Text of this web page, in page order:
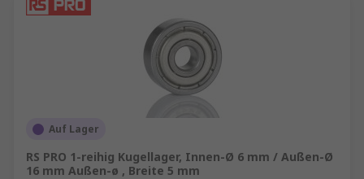
Auf Lager
RS PRO 1-reihig Kugellager, Innen-Ø 6 mm / Außen-Ø
16 mm Außen-ø , Breite 5 mm